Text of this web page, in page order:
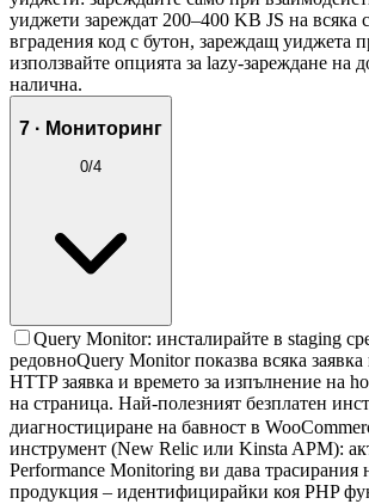
уиджети зареждат 200–400 KB JS на всяка
вградения код с бутон, зареждащ уиджета
използвайте опцията за lazy-зареждане на
налична.
7 · Мониторинг
0/4
Query Monitor: инсталирайте в staging
редовноQuery Monitor показва всяка
HTTP заявка и времето за изпълнение на
на страница. Най-полезният безплатен
диагностициране на бавност в
инструмент (New Relic или Kinsta APM):
Performance Monitoring ви дава трасирания
продукция – идентифицирайки коя PHP